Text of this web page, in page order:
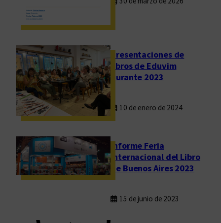
l
o
m
o
E
d
u
v
i
m
2
0
2
1
Presentaciones de
libros de Eduvim
durante 2023
10 de enero de 2024
Informe Feria
Internacional del Libro
de Buenos Aires 2023
15 de junio de 2023